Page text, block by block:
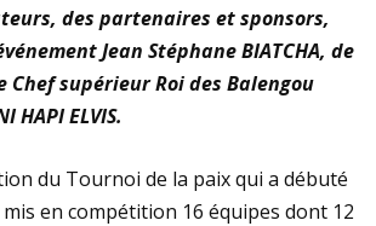
Paix 2026 – Match d’ouverture :
des partenaires et sponsors,
Jean Stéphane BIATCHA, de
Chef supérieur Roi des Balengou
HAPI ELVIS.
du Tournoi de la paix qui a débuté
en compétition 16 équipes dont 12